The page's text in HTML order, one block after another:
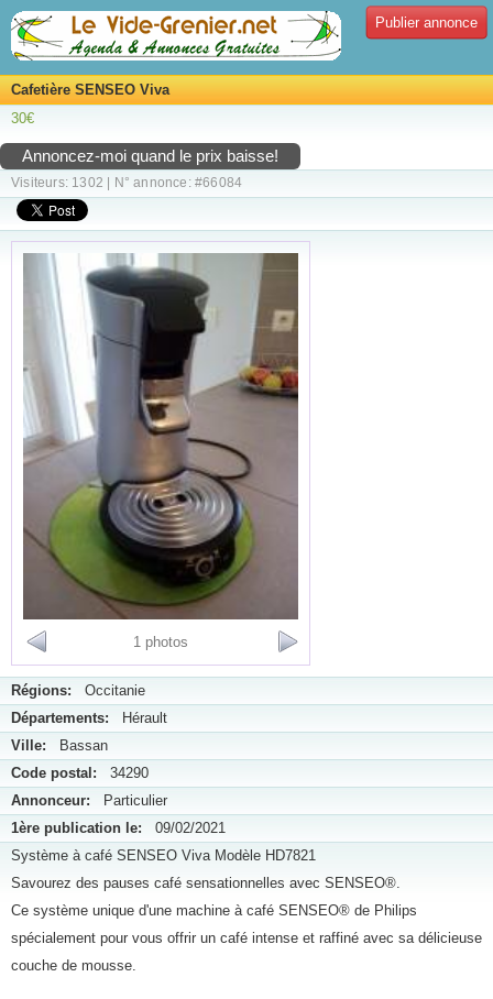
Publier annonce
Cafetière SENSEO Viva
30€
Annoncez-moi quand le prix baisse!
Visiteurs: 1302 | N° annonce: #66084
1 photos
Régions: Occitanie
Départements: Hérault
Ville: Bassan
Code postal: 34290
Annonceur: Particulier
1ère publication le: 09/02/2021
Système à café SENSEO Viva Modèle HD7821
Savourez des pauses café sensationnelles avec SENSEO®.
Ce système unique d'une machine à café SENSEO® de Philips
spécialement pour vous offrir un café intense et raffiné avec sa délicieuse
couche de mousse.